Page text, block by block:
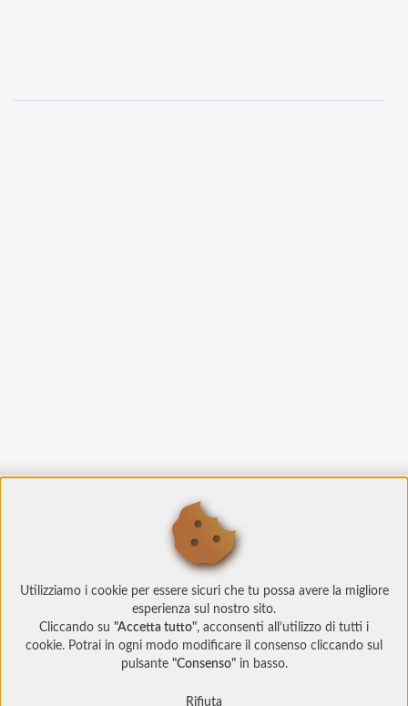
Utilizziamo i cookie per essere sicuri che tu possa avere la migliore
esperienza sul nostro sito.
Cliccando su "Accetta tutto", acconsenti all’utilizzo di tutti i
cookie. Potrai in ogni modo modificare il consenso cliccando sul
pulsante "Consenso"in basso.
Rifiuta